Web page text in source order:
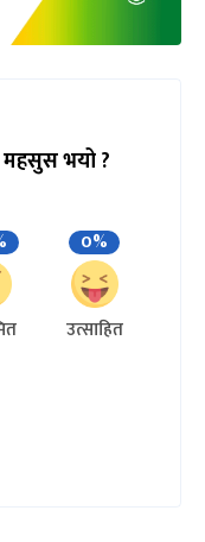
महसुस भयो ?
0%
उत्साहित